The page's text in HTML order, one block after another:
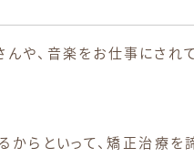
や、音楽をお仕事にさ
からといって、矯正治療